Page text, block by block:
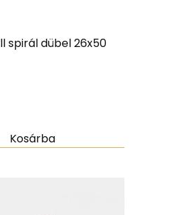
spirál dübel 26x50
Kosárba